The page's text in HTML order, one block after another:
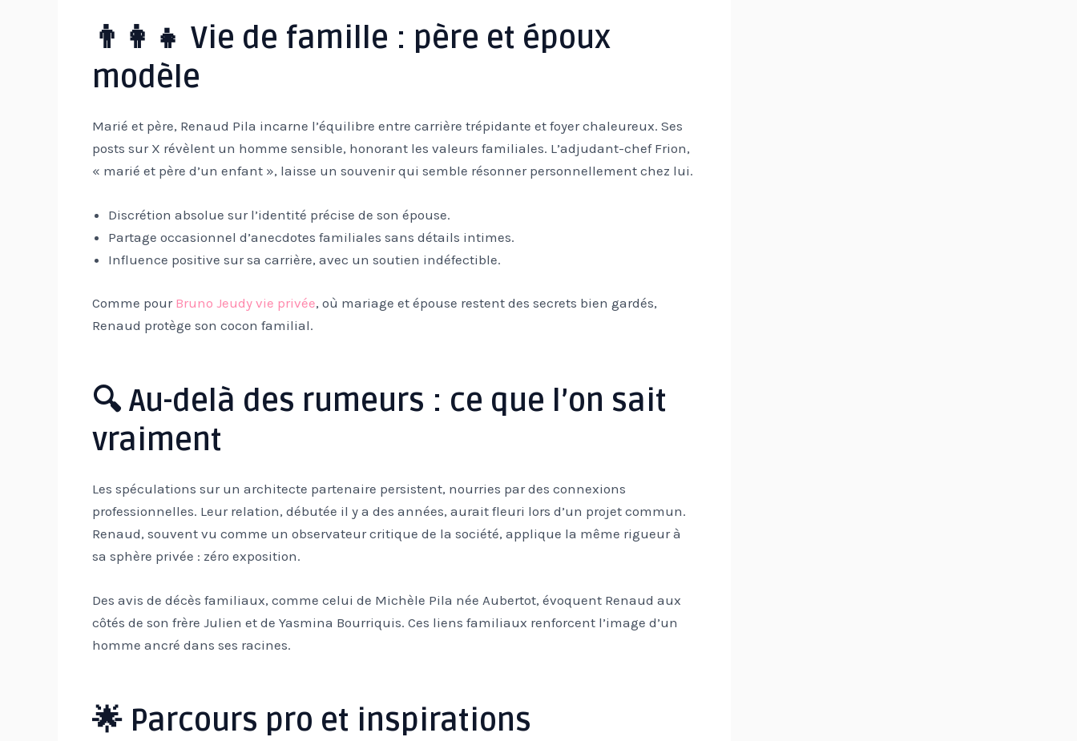
👨‍👩‍👧 Vie de famille : père et époux
modèle
Marié et père, Renaud Pila incarne l’équilibre entre carrière trépidante et foyer chaleureux. Ses
posts sur X révèlent un homme sensible, honorant les valeurs familiales. L’adjudant-chef Frion,
« marié et père d’un enfant », laisse un souvenir qui semble résonner personnellement chez lui.
Discrétion absolue sur l’identité précise de son épouse.
Partage occasionnel d’anecdotes familiales sans détails intimes.
Influence positive sur sa carrière, avec un soutien indéfectible.
Comme pour Bruno Jeudy vie privée, où mariage et épouse restent des secrets bien gardés,
Renaud protège son cocon familial.
🔍 Au-delà des rumeurs : ce que l’on sait
vraiment
Les spéculations sur un architecte partenaire persistent, nourries par des connexions
professionnelles. Leur relation, débutée il y a des années, aurait fleuri lors d’un projet commun.
Renaud, souvent vu comme un observateur critique de la société, applique la même rigueur à
sa sphère privée : zéro exposition.
Des avis de décès familiaux, comme celui de Michèle Pila née Aubertot, évoquent Renaud aux
côtés de son frère Julien et de Yasmina Bourriquis. Ces liens familiaux renforcent l’image d’un
homme ancré dans ses racines.
🌟 Parcours pro et inspirations